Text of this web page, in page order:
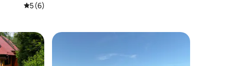
คะแนนเฉลี่ย 5 จาก 5, 6 รีวิว
5 (6)